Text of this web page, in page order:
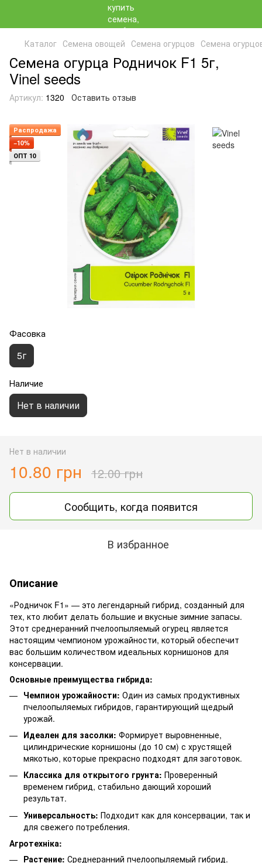
Каталог Семена овощей Семена огурцов Семена
Семена огурца Родничок F1 5г,
Vinel seeds
Артикул: 1320 Оставить отзыв
Распродажа
−10%
ОПТ 10
Фасовка
5г
Наличие
Нет в наличии
Нет в наличии
10.80 грн 12.00 грн
Сообщить, когда появится
В избранное
Описание
«Родничок F1» — это легендарный гибрид, созданный для
тех, кто любит делать большие и вкусные зимние запасы.
Этот среднеранний пчелоопыляемый огурец является
настоящим чемпионом урожайности, который обеспечит
вас большим количеством идеальных корнишонов для
консервации.
Основные преимущества гибрида:
Чемпион урожайности: Один из самых продуктивных
пчелоопыляемых гибридов, гарантирующий щедрый
урожай.
Идеален для засолки: Формирует выровненные,
цилиндрические корнишоны (до 10 см) с хрустящей
мякотью, которые прекрасно подходят для заготовок.
Классика для открытого грунта: Проверенный
временем гибрид, стабильно дающий хороший
результат.
Универсальность: Подходит как для консервации, так и
для свежего потребления.
Агротехніка:
Растение: Среднеранний пчелоопыляемый гибрид.